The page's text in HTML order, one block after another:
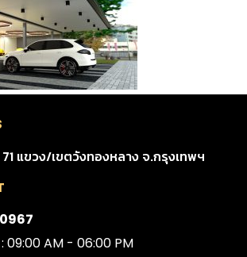
แขวง/เขตวังทองหลาง จ.กรุงเทพฯ
09:00 AM - 06:00 PM